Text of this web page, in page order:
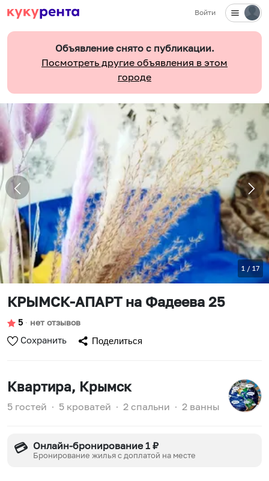
Войти
Объявление снято с публикации.
Посмотреть другие объявления в этом
городе
1 / 17
КРЫМСК-АПАРТ на Фадеева 25
5 ∙ нет отзывов
Сохранить Поделиться
Квартира, Крымск
5 гостей ∙ 5 кроватей ∙ 2 спальни ∙ 2 ванны
💳 Онлайн-бронирование 1 ₽
Бронирование жилья с доплатой на месте